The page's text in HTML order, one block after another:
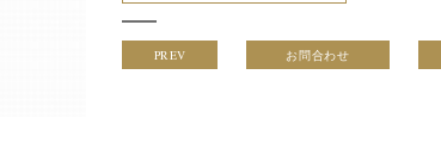
PREV お問合わせ